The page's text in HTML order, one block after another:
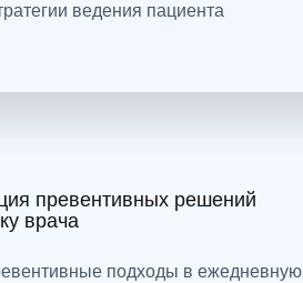
превентивных решений
врача
подходы в ежедневную
ведения пациента